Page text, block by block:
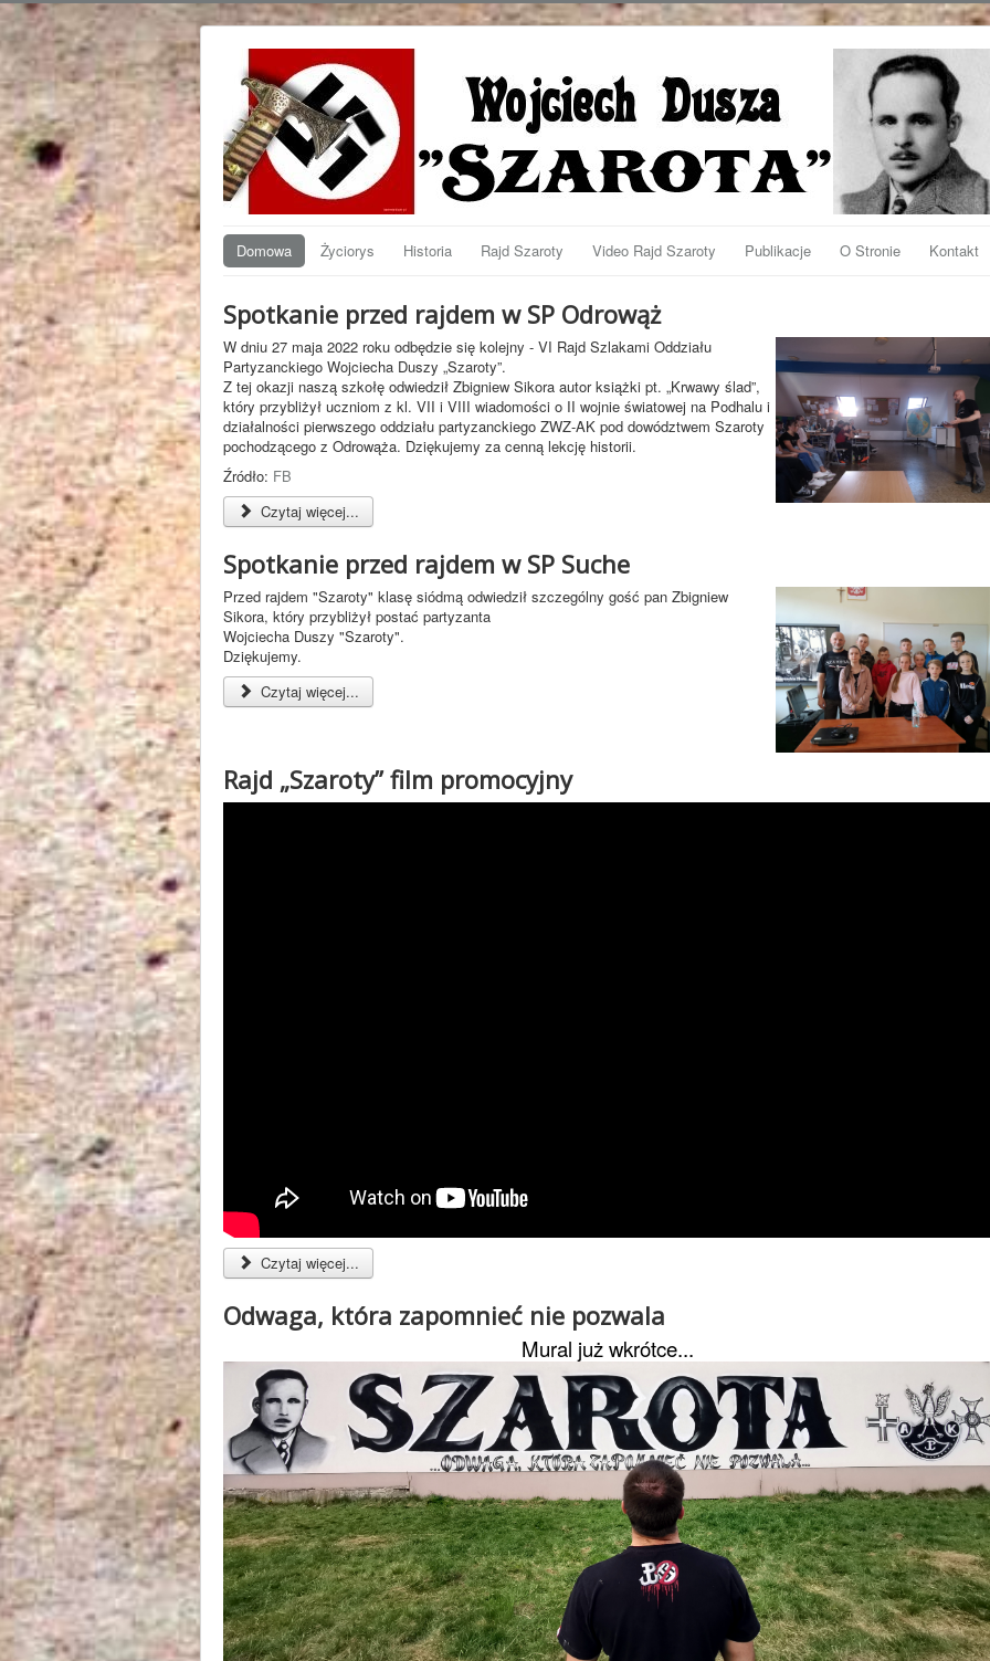
Domowa Życiorys Historia Rajd Szaroty Video Rajd Szaroty Publikacje O Stronie Kontakt
Spotkanie przed rajdem w SP Odrowąż
W dniu 27 maja 2022 roku odbędzie się kolejny - VI Rajd Szlakami Oddziału
Partyzanckiego Wojciecha Duszy „Szaroty”.
Z tej okazji naszą szkołę odwiedził Zbigniew Sikora autor książki pt. „Krwawy ślad”,
który przybliżył uczniom z kl. VII i VIII wiadomości o II wojnie światowej na Podhalu i
działalności pierwszego oddziału partyzanckiego ZWZ-AK pod dowództwem Szaroty
pochodzącego z Odrowąża. Dziękujemy za cenną lekcję historii.
Źródło: FB
Czytaj więcej...
Spotkanie przed rajdem w SP Suche
Przed rajdem "Szaroty" klasę siódmą odwiedził szczególny gość pan Zbigniew
Sikora, który przybliżył postać partyzanta
Wojciecha Duszy "Szaroty".
Dziękujemy.
Czytaj więcej...
Rajd „Szaroty” film promocyjny
Czytaj więcej...
Odwaga, która zapomnieć nie pozwala
Mural już wkrótce...